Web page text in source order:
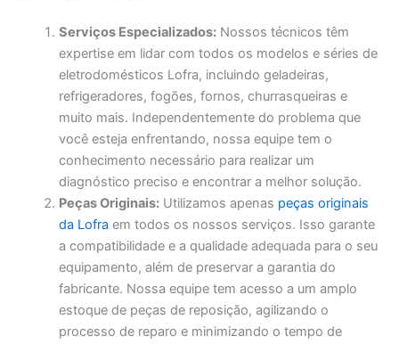
Serviços Especializados: Nossos técnicos têm
expertise em lidar com todos os modelos e séries de
eletrodomésticos Lofra, incluindo geladeiras,
refrigeradores, fogões, fornos, churrasqueiras e
muito mais. Independentemente do problema que
você esteja enfrentando, nossa equipe tem o
conhecimento necessário para realizar um
diagnóstico preciso e encontrar a melhor solução.
Peças Originais: Utilizamos apenas peças originais
da Lofra em todos os nossos serviços. Isso garante
a compatibilidade e a qualidade adequada para o seu
equipamento, além de preservar a garantia do
fabricante. Nossa equipe tem acesso a um amplo
estoque de peças de reposição, agilizando o
processo de reparo e minimizando o tempo de